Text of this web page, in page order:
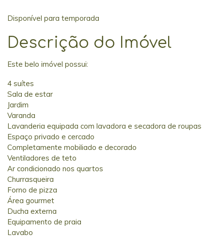
Disponível para temporada
Descrição do Imóvel
Este belo imóvel possui:
4 suítes
Sala de estar
Jardim
Varanda
Lavanderia equipada com lavadora e secadora de roupas
Espaço privado e cercado
Completamente mobiliado e decorado
Ventiladores de teto
Ar condicionado nos quartos
Churrasqueira
Forno de pizza
Área gourmet
Ducha externa
Equipamento de praia
Lavabo